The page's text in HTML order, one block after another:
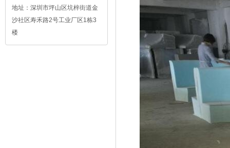
地址：深圳市坪山区坑梓街道金
沙社区寿禾路2号工业厂区1栋3
楼